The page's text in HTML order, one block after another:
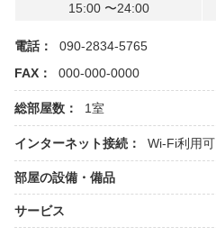
15:00 〜24:00
電話：
090-2834-5765
FAX：
000-000-0000
総部屋数： 1室
インターネット接続： Wi-Fi利用可
部屋の設備・備品
サービス